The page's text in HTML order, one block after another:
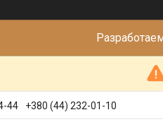
44 +380 (44) 232-01-10